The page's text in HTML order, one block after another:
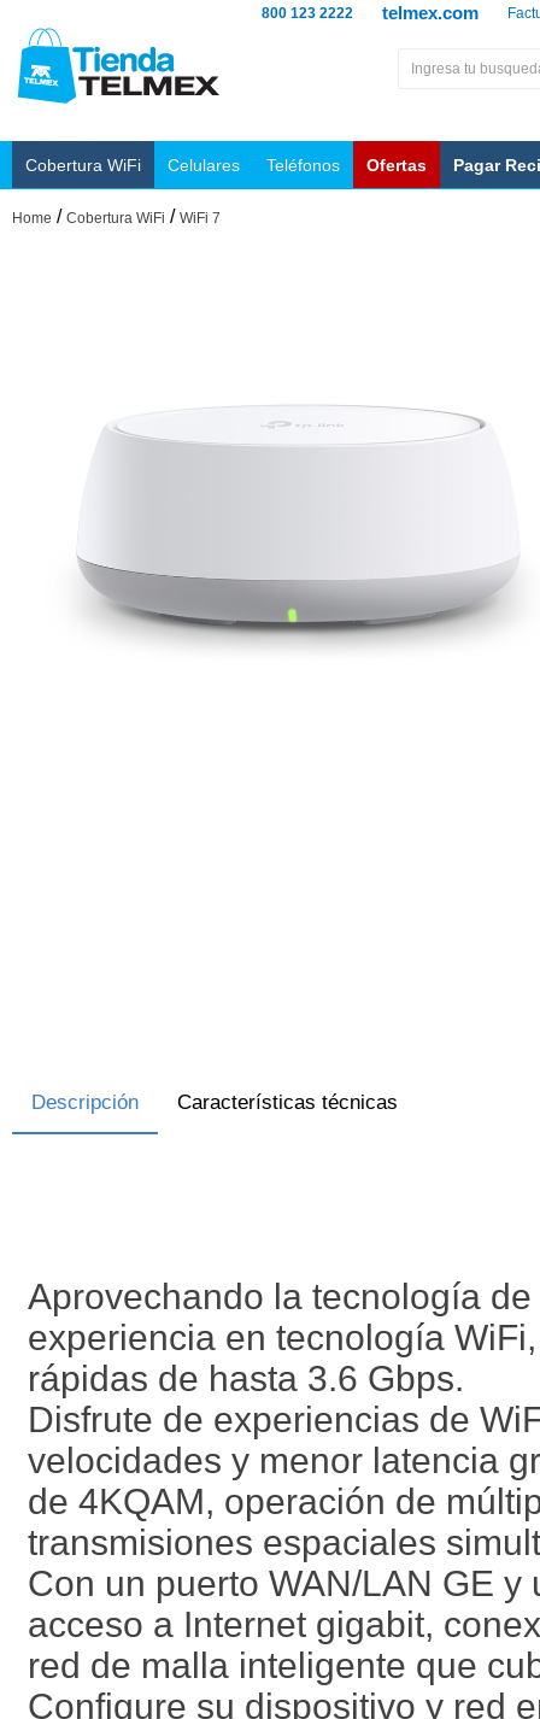
telmex.com
800 123 2222
Cobertura WiFi Celulares Teléfonos Ofertas Pagar
Home / Cobertura WiFi / WiFi 7
Descripción Características técnicas
Aprovechando la tecnología
experiencia en tecnología
rápidas de hasta 3.6 Gbps.
Disfrute de experiencias de
velocidades y menor latencia
de 4KQAM, operación de
transmisiones espaciales
Con un puerto WAN/LAN GE
acceso a Internet gigabit,
red de malla inteligente que
Configure su dispositivo y red